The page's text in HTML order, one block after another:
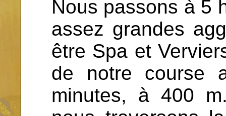
Nous passons à 5
assez grandes
être Spa et
de notre course
minutes, à 400